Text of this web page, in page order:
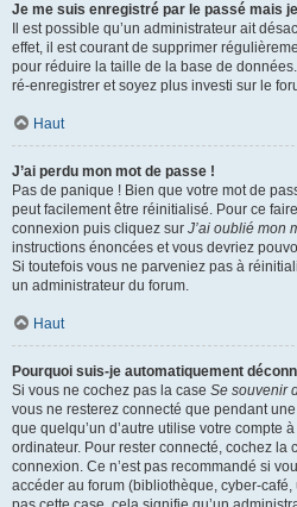
Je me suis enregistré par le passé mais
Il est possible qu’un administrateur ait
effet, il est courant de supprimer
pour réduire la taille de la base de
ré-enregistrer et soyez plus investi sur le
Haut
J’ai perdu mon mot de passe !
Pas de panique ! Bien que votre mot de
peut facilement être réinitialisé. Pour ce
connexion puis cliquez sur J’ai oublié mon
instructions énoncées et vous devriez
Si toutefois vous ne parveniez pas à
un administrateur du forum.
Haut
Pourquoi suis-je automatiquement
Si vous ne cochez pas la case Se souvenir
vous ne resterez connecté que pendant
que quelqu’un d’autre utilise votre compte
ordinateur. Pour rester connecté, cochez la
connexion. Ce n’est pas recommandé si
accéder au forum (bibliothèque, cyber-